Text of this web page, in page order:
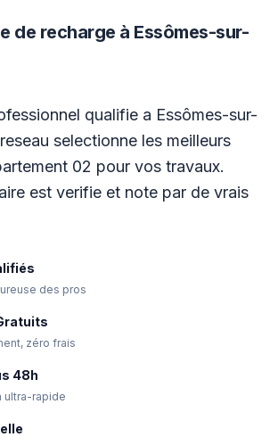
de recharge à Essômes-sur-
qualifie a Essômes-sur-
selectionne les meilleurs
02 pour vos travaux.
est verifie et note par de vrais
des pros
zéro frais
48h
ultra-rapide